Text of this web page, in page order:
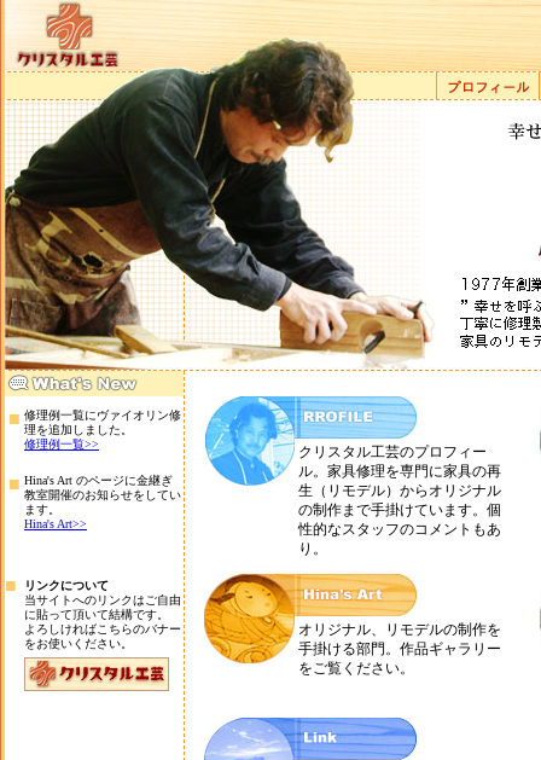
■ 修理例一覧にヴァイオリン修
理を追加しました。
修理例一覧>>
■ Hina's Art のページに金継ぎ
教室開催のお知らせをしてい
ます。
Hina's Art>>
■
リンクについて
当サイトへのリンクはご自由
に貼って頂いて結構です。
よろしければこちらのバナー
をお使いください。
クリスタル工芸のプロフィー
ル。家具修理を専門に家具の再
生（リモデル）からオリジナル
の制作まで手掛けています。個
性的なスタッフのコメントもあ
り。
オリジナル、リモデルの制作を
手掛ける部門。作品ギャラリー
をご覧ください。